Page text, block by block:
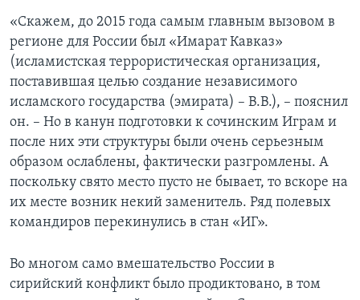
«Скажем, до 2015 года самым главным вызовом в
регионе для России был «Имарат Кавказ»
(исламистская террористическая организация,
поставившая целью создание независимого
исламского государства (эмирата) – В.В.), – пояснил
он. – Но в канун подготовки к сочинским Играм и
после них эти структуры были очень серьезным
образом ослаблены, фактически разгромлены. А
поскольку свято место пусто не бывает, то вскоре на
их месте возник некий заменитель. Ряд полевых
командиров перекинулись в стан «ИГ».
Во многом само вмешательство России в
сирийский конфликт было продиктовано, в том